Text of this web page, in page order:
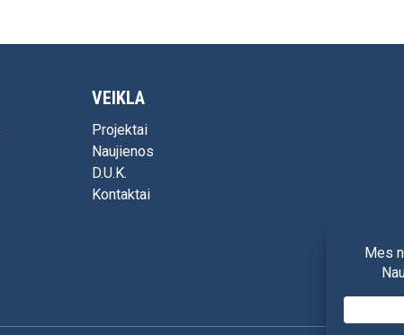
VEIKLA
Projektai
Naujienos
D.U.K.
Kontaktai